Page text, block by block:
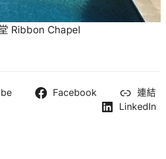
Ribbon Chapel
Facebook
連結
LinkedIn